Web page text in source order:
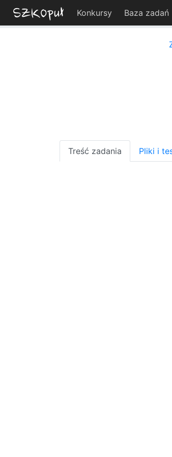
Konkursy Baza zadań
Treść zadania Pliki i